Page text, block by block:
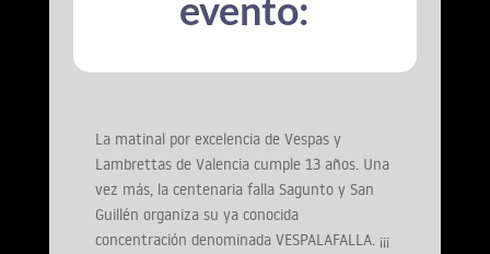
evento:
La matinal por excelencia de Vespas y
Lambrettas de Valencia cumple 13 años. Una
vez más, la centenaria falla Sagunto y San
Guillén organiza su ya conocida
concentración denominada VESPALAFALLA. ¡¡¡